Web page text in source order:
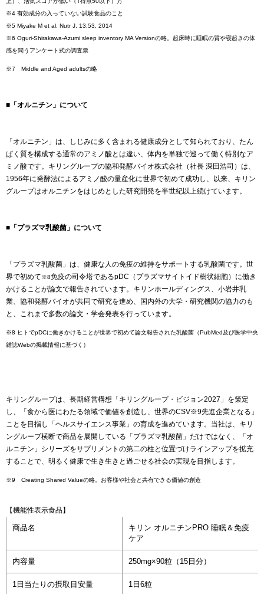
※4 有効成分の入っていない試験食品のこと
※5 Miyake M et al. Nutr J. 13:53, 2014
※6 Oguri-Shirakawa-Azumi sleep inventory MA Versionの略。起床時に睡眠の質や寝起きの体
感を問うアンケート式の調査票
※7 Middle and Aged adultsの略
■「オルニチン」について
「オルニチン」は、しじみに多く含まれる健康成分として知られており、たん
ぱく質を構成する通常のアミノ酸とは違い、体内を単独で巡って働く特別なア
ミノ酸です。キリングループの協和発酵バイオ株式会社（社長 深田浩司）は、
1956年に発酵法によるアミノ酸の量産化に世界で初めて成功し、以来、キリン
グループはオルニチンをはじめとした研究開発を半世紀以上続けています。
■「プラズマ乳酸菌」について
「プラズマ乳酸菌」は、健康な人の免疫の維持をサポートする乳酸菌です。世
界で初めて※8免疫の司令塔であるpDC（プラズマサイトイド樹状細胞）に働き
かけることが論文で報告されています。キリンホールディングス、小岩井乳
業、協和発酵バイオが共同で研究を進め、国内外の大学・研究機関の協力のも
と、これまで多数の論文・学会発表を行っています。
※8 ヒトでpDCに働きかけることが世界で初めて論文報告された乳酸菌（PubMed及び医学中央
雑誌Webの掲載情報に基づく）
キリングループは、長期経営構想「キリングループ・ビジョン2027」を策定
し、「食から医にわたる領域で価値を創造し、世界のCSV※9先進企業となる」
ことを目指し「ヘルスサイエンス事業」の育成を進めています。当社は、キリ
ングループ横断で商品を展開している「プラズマ乳酸菌」だけではなく、「オ
ルニチン」シリーズをサプリメントの第二の柱と位置づけラインアップを拡充
することで、明るく健康で生き生きと過ごせる社会の実現を目指します。
※9 Creating Shared Valueの略。お客様や社会と共有できる価値の創造
【機能性表示食品】
商品名
キリン オルニチンPRO 睡眠＆免疫
ケア
内容量 250mg×90粒（15日分）
1日当たりの摂取目安量 1日6粒